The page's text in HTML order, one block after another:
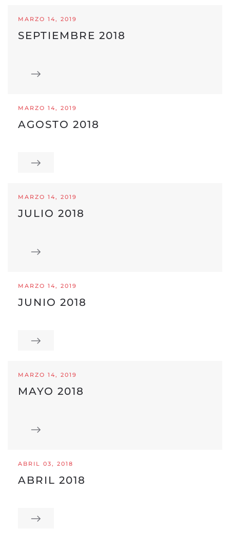
MARZO 14, 2019
SEPTIEMBRE 2018
MARZO 14, 2019
AGOSTO 2018
MARZO 14, 2019
JULIO 2018
MARZO 14, 2019
JUNIO 2018
MARZO 14, 2019
MAYO 2018
ABRIL 03, 2018
ABRIL 2018